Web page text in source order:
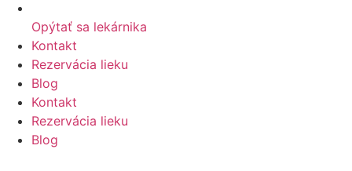
Opýtať sa lekárnika
Kontakt
Rezervácia lieku
Blog
Kontakt
Rezervácia lieku
Blog